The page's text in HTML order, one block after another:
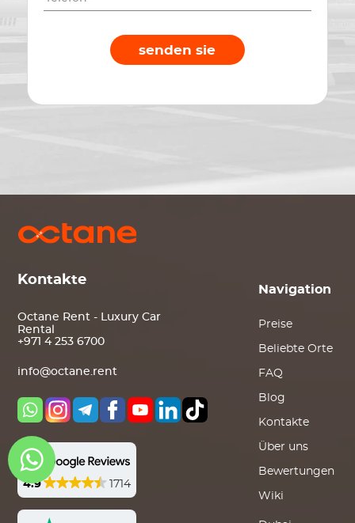
senden sie
Kontakte
Octane Rent - Luxury Car
Rental
+971 4 253 6700
info@octane.rent
4.9 1714
Navigation
Preise
Beliebte Orte
FAQ
Blog
Kontakte
Über uns
Bewertungen
Wiki